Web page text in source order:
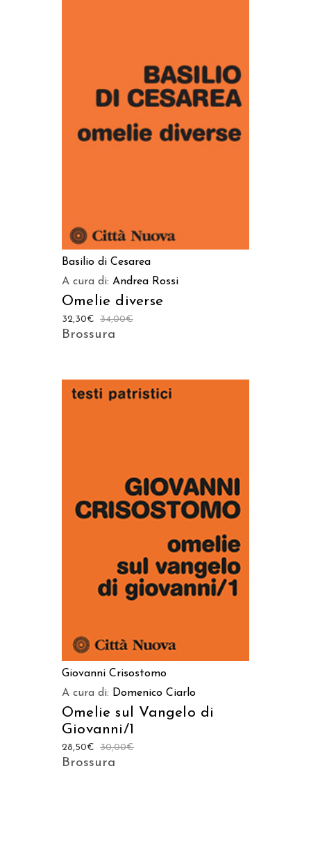
AGGIUNGI AL CARRELLO
Basilio di Cesarea
A cura di: Andrea Rossi
Omelie diverse
34,00€
32,30€
Brossura
AGGIUNGI AL CARRELLO
Giovanni Crisostomo
A cura di: Domenico Ciarlo
Omelie sul Vangelo di
Giovanni/1
30,00€
28,50€
Brossura